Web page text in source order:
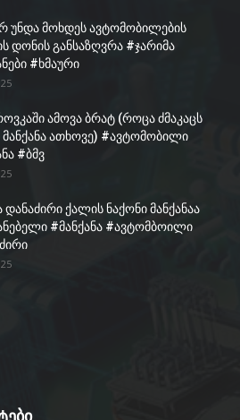
უნდა მოხდეს ავტომობილების
დონის განსაზღვრა #ჯარიმა
#ხმაური
ამოვა ბრატ (როცა ძმაკაცს
ათხოვე) #ავტომობილი
#ბმვ
დანაძირი ქალის ნაქონი მანქანაა
#მანქანა #ავტომბოილი